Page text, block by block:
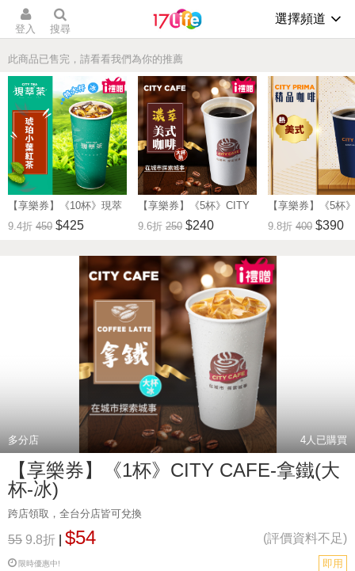
登入 搜尋
選擇頻道
此商品已售完，請看看我們為你的推薦
【享樂券】《10杯》現萃
茶-琥珀小葉紅茶(特大杯-
冰)
9.4折 450 $425
【享樂券】《5杯》CITY
CAFE-濃萃美式咖啡(大
杯-熱)
9.6折 250 $240
【享樂券】《5杯
PRIMA-精品美式(
9.8折 400 $390
多分店 4人已購買
【享樂券】《1杯》CITY CAFE-拿鐵(大
杯-冰)
跨店領取，全台分店皆可兌換
55 9.8折 $54 (評價資料不足)
限時優惠中! 即用